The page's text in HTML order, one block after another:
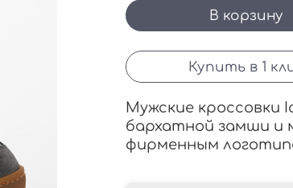
В корзину
Купить в 1
Мужские кроссовки
бархатной замши и
фирменным